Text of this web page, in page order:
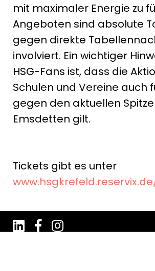
mit maximaler Energie zu
Angeboten sind absolute
gegen direkte
involviert. Ein wichtiger
HSG-Fans ist, dass die
Schulen und Vereine auch
gegen den aktuellen
Emsdetten gilt.
Tickets gibt es unter